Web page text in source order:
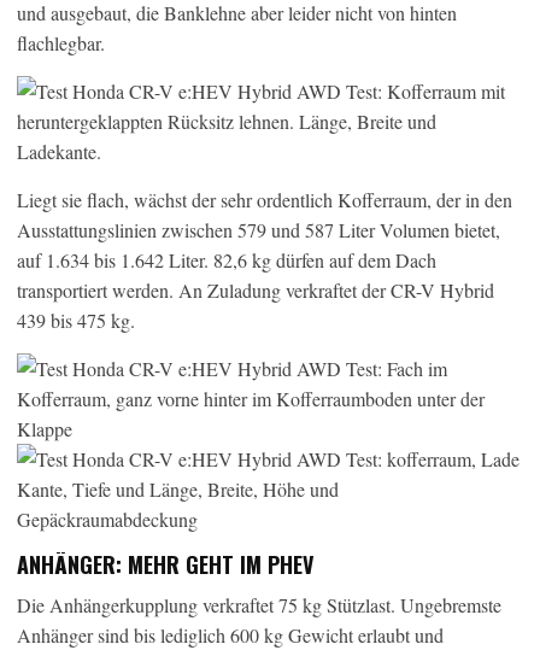
und ausgebaut, die Banklehne aber leider nicht von hinten
flachlegbar.
Liegt sie flach, wächst der sehr ordentlich Kofferraum, der in den
Ausstattungslinien zwischen 579 und 587 Liter Volumen bietet,
auf 1.634 bis 1.642 Liter. 82,6 kg dürfen auf dem Dach
transportiert werden. An Zuladung verkraftet der CR-V Hybrid
439 bis 475 kg.
ANHÄNGER: MEHR GEHT IM PHEV
Die Anhängerkupplung verkraftet 75 kg Stützlast. Ungebremste
Anhänger sind bis lediglich 600 kg Gewicht erlaubt und